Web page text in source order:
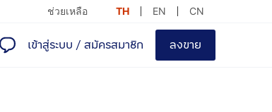
ช่วยเหลือ TH EN CN
เข้าสู่ระบบ / สมัครสมาชิก ลงขาย